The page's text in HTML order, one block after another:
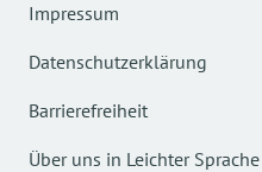
Impressum
Datenschutzerklärung
Barrierefreiheit
Über uns in Leichter Sprache